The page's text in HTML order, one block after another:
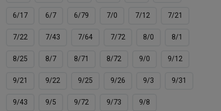
6/17 6/7 6/79 7/0 7/12 7/21
7/22 7/43 7/64 7/72 8/0 8/1
8/25 8/7 8/71 8/72 9/0 9/12
9/21 9/22 9/25 9/26 9/3 9/31
9/43 9/5 9/72 9/73 9/8